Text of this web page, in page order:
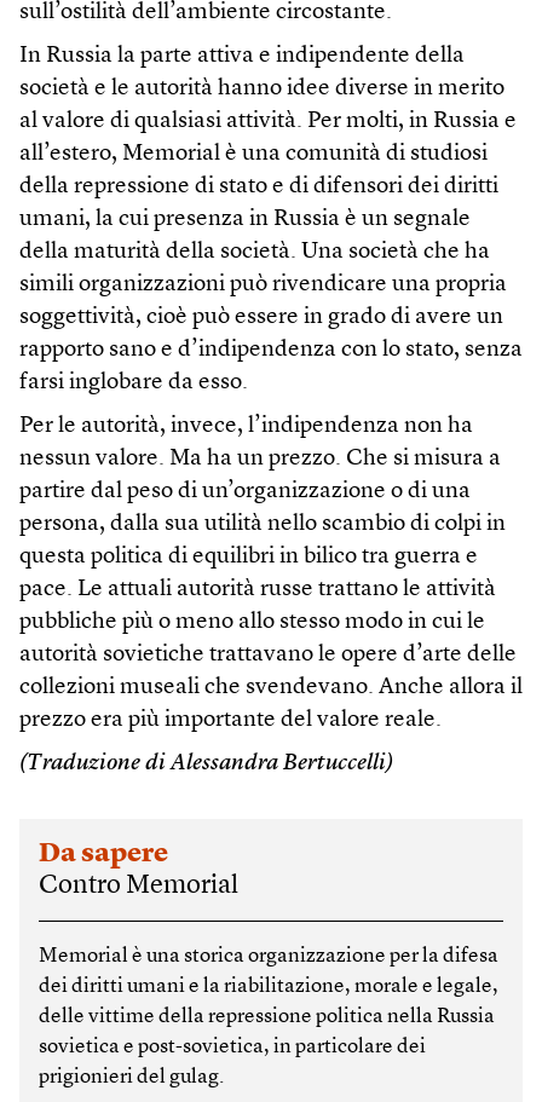
sull’ostilità dell’ambiente circostante.
In Russia la parte attiva e indipendente della
società e le autorità hanno idee diverse in merito
al valore di qualsiasi attività. Per molti, in Russia e
all’estero, Memorial è una comunità di studiosi
della repressione di stato e di difensori dei diritti
umani, la cui presenza in Russia è un segnale
della maturità della società. Una società che ha
simili organizzazioni può rivendicare una propria
soggettività, cioè può essere in grado di avere un
rapporto sano e d’indipendenza con lo stato, senza
farsi inglobare da esso.
Per le autorità, invece, l’indipendenza non ha
nessun valore. Ma ha un prezzo. Che si misura a
partire dal peso di un’organizzazione o di una
persona, dalla sua utilità nello scambio di colpi in
questa politica di equilibri in bilico tra guerra e
pace. Le attuali autorità russe trattano le attività
pubbliche più o meno allo stesso modo in cui le
autorità sovietiche trattavano le opere d’arte delle
collezioni museali che svendevano. Anche allora il
prezzo era più importante del valore reale.
(Traduzione di Alessandra Bertuccelli)
Da sapere
Contro Memorial
Memorial è una storica organizzazione per la difesa
dei diritti umani e la riabilitazione, morale e legale,
delle vittime della repressione politica nella Russia
sovietica e post-sovietica, in particolare dei
prigionieri del gulag.